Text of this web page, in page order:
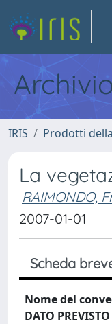
IRIS Prodotti
La
RAIMONDO,
2007-01-01
Scheda
Nome del
DATO